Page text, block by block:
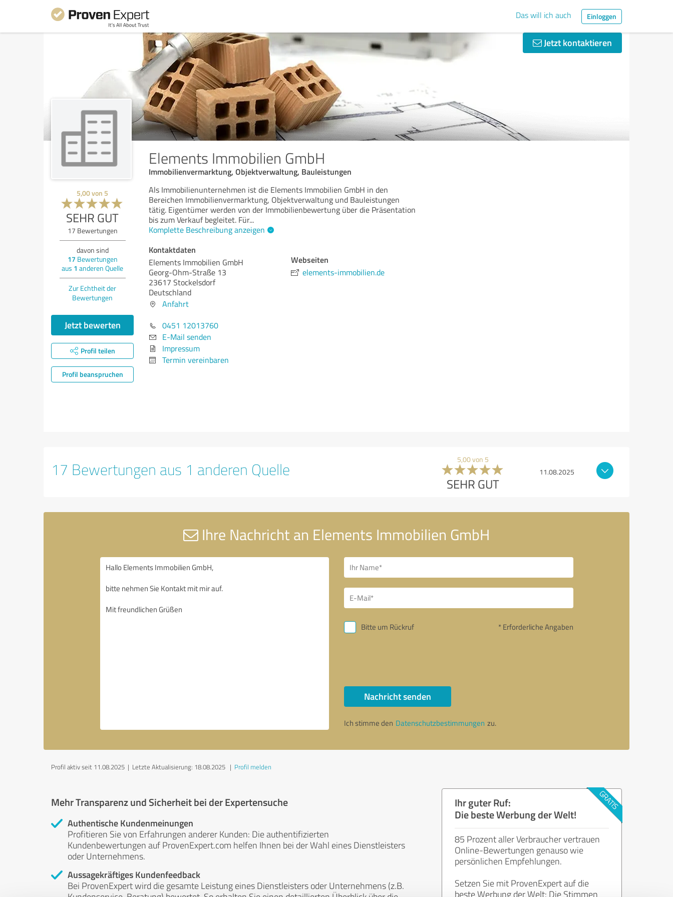
Das will ich auch Einloggen
Jetzt kontaktieren
Elements Immobilien GmbH
Immobilienvermarktung, Objektverwaltung, Bauleistungen
5,00von 5
SEHR GUT
17 Bewertungen
davon sind
17 Bewertungen
aus 1 anderen Quelle
Zur Echtheit der
Bewertungen
Jetzt bewerten
Profil teilen
Profil beanspruchen
Als Immobilienunternehmen ist die Elements Immobilien GmbH in den
Bereichen Immobilienvermarktung, Objektverwaltung und Bauleistungen
tätig. Eigentümer werden von der Immobilienbewertung über die Präsentation
bis zum Verkauf begleitet. Für...
Komplette Beschreibung anzeigen
Kontaktdaten
Elements Immobilien GmbH
Georg-Ohm-Straße 13
23617 Stockelsdorf
Deutschland
Anfahrt
0451 12013760
E-Mail senden
Impressum
Termin vereinbaren
Webseiten
elements-immobilien.de
17 Bewertungen aus 1 anderen Quelle 5,00 von 5
SEHR GUT
11.08.2025
Ihre Nachricht an Elements Immobilien GmbH
Bitte um Rückruf * Erforderliche Angaben
Nachricht senden
Ich stimme den Datenschutzbestimmungen zu.
Profil aktiv seit 11.08.2025 | Letzte Aktualisierung: 18.08.2025 | Profil melden
Mehr Transparenz und Sicherheit bei der Expertensuche
Authentische Kundenmeinungen
Profitieren Sie von Erfahrungen anderer Kunden: Die authentifizierten
Kundenbewertungen auf ProvenExpert.com helfen Ihnen bei der Wahl eines Dienstleisters
oder Unternehmens.
Aussagekräftiges Kundenfeedback
Bei ProvenExpert wird die gesamte Leistung eines Dienstleisters oder Unternehmens (z.B.
Ihr guter Ruf:
Die beste Werbung der Welt!
85 Prozent aller Verbraucher vertrauen
Online-Bewertungen genauso wie
persönlichen Empfehlungen.
Setzen Sie mit ProvenExpert auf die
beste Werbung der Welt: Die Stimmen